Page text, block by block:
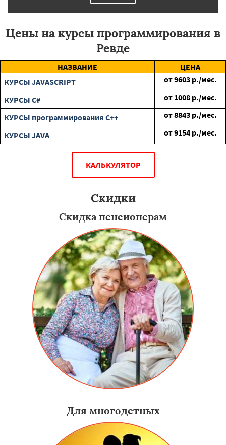
Цены на курсы программирования в
Ревде
НАЗВАНИЕ
ЦЕНА
КУРСЫ JAVASCRIPT
от9603 р./мес.
КУРСЫ C#
от 1008 р./мес.
КУРСЫ программирования C++
от8843 р./мес.
КУРСЫ JAVA
от9154 р./мес.
КАЛЬКУЛЯТОР
Скидки
Скидка пенсионерам
Для многодетных